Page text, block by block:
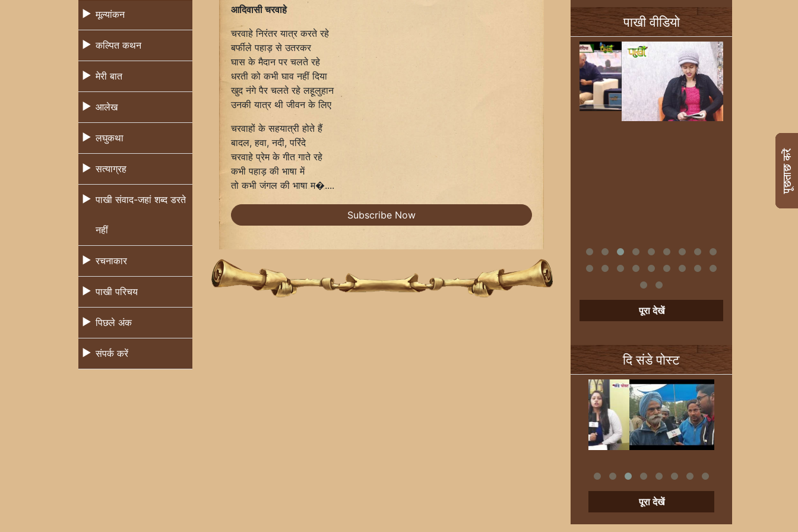
मूल्यांकन
कल्पित कथन
मेरी बात
आलेख
लघुकथा
सत्याग्रह
पाखी संवाद-जहां शब्द डरते
नहीं
रचनाकार
पाखी परिचय
पिछले अंक
संपर्क करें
आदिवासी चरवाहे
चरवाहे निरंतर यात्र करते रहे
बर्फीले पहाड़ से उतरकर
घास के मैदान पर चलते रहे
धरती को कभी घाव नहीं दिया
खुद नंगे पैर चलते रहे लहूलुहान
उनकी यात्र थी जीवन के लिए
चरवाहों के सहयात्री होते हैं
बादल, हवा, नदी, परिंदे
चरवाहे प्रेम के गीत गाते रहे
कभी पहाड़ की भाषा में
तो कभी जंगल की भाषा म�....
Subscribe Now
पाखी वीडियो
पूरा देखें
दि संडे पोस्ट
पूरा देखें